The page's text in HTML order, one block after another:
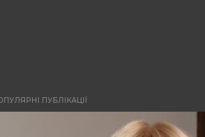
ПУБЛІКАЦІЇ